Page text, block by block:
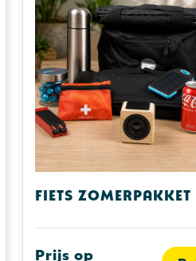
Fiets zomerpakket
Prijs op